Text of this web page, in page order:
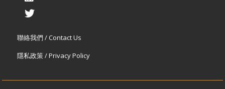
聯絡我們 / Contact Us
隱私政策 / Privacy Policy